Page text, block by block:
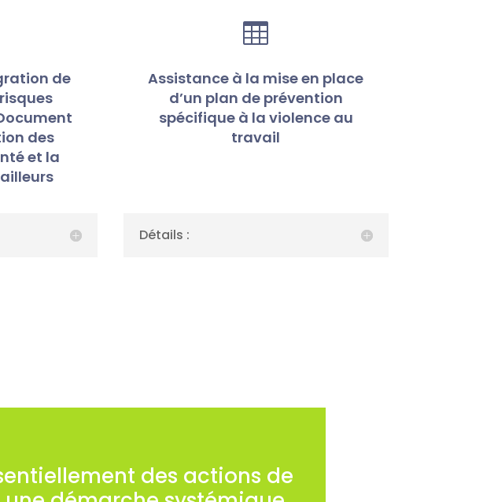
de
des
et la

Assistance à la mise en place
d’un plan de prévention
spécifique à la violence au
travail
Détails :
des actions de